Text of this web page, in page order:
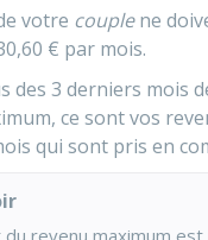
votre couplene
€ par mois.
des 3 derniers mois
ce sont vos
qui sont pris en
du revenu maximum